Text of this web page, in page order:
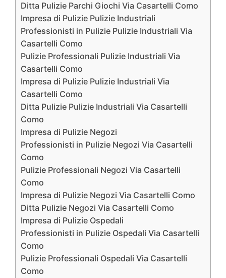
Ditta Pulizie Parchi Giochi Via Casartelli Como
Impresa di Pulizie Pulizie Industriali
Professionisti in Pulizie Pulizie Industriali Via
Casartelli Como
Pulizie Professionali Pulizie Industriali Via
Casartelli Como
Impresa di Pulizie Pulizie Industriali Via
Casartelli Como
Ditta Pulizie Pulizie Industriali Via Casartelli
Como
Impresa di Pulizie Negozi
Professionisti in Pulizie Negozi Via Casartelli
Como
Pulizie Professionali Negozi Via Casartelli
Como
Impresa di Pulizie Negozi Via Casartelli Como
Ditta Pulizie Negozi Via Casartelli Como
Impresa di Pulizie Ospedali
Professionisti in Pulizie Ospedali Via Casartelli
Como
Pulizie Professionali Ospedali Via Casartelli
Como